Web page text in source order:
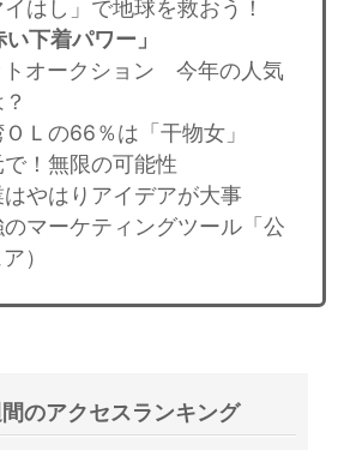
はし」で地球を救おう！
下着パワー」
オークション 今年の人気
Ｌの66％は「干物女」
！無限の可能性
やはりアイデアが大事
マーケティングツール「公
）
のアクセスランキング